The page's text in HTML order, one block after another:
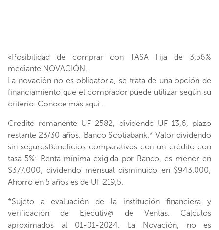
«Posibilidad de comprar con TASA Fija de 3,56%
mediante NOVACIÓN.
La novación no es obligatoria, se trata de una opción de
financiamiento que el comprador puede utilizar según su
criterio. Conoce más aquí .
Credito remanente UF 2582, dividendo UF 13,6, plazo
restante 23/30 años. Banco Scotiabank.* Valor dividendo
sin segurosBeneficios comparativos con un crédito con
tasa 5%: Renta mínima exigida por Banco, es menor en
$377.000; dividendo mensual disminuido en $943.000;
Ahorro en 5 años es de UF 219,5.
*Sujeto a evaluación de la institución financiera y
verificación de Ejecutiv@ de Ventas. Calculos
aproximados al 01-01-2024. La Novación, no es